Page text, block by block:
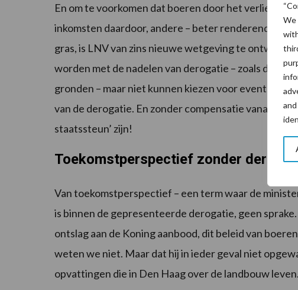
We
En om te voorkomen dat boeren door het verlies
inkomsten daardoor, andere – beter renderende –
gras, is LNV van zins nieuwe wetgeving te
worden met de nadelen van derogatie – zoals de
gronden – maar niet kunnen kiezen voor eventuele
van de derogatie. En zonder compensatie vanaf
staatssteun’ zijn!
Toekomstperspectief zonder
Van toekomstperspectief – een term waar de
is binnen de gepresenteerde derogatie, geen
ontslag aan de Koning aanbood, dit beleid van
weten we niet. Maar dat hij in ieder geval niet
opvattingen die in Den Haag over de landbouw leven.